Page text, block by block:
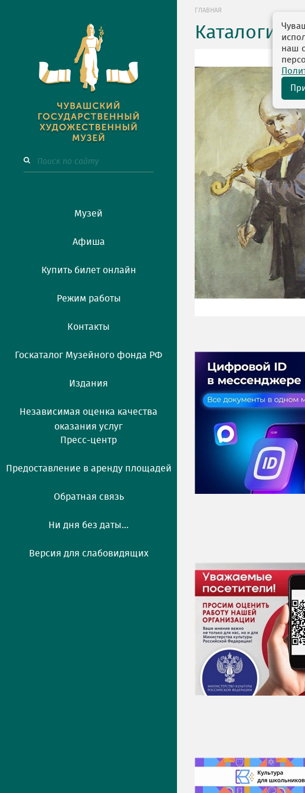
Музей
Афиша
Купить билет онлайн
Режим работы
Контакты
Госкаталог Музейного фонда РФ
Издания
Независимая оценка качества
оказания услуг
Пресс-центр
Предоставление в аренду площадей
Обратная связь
Ни дня без даты...
Версия для слабовидящих
ГЛАВНАЯ
Каталоги
наш